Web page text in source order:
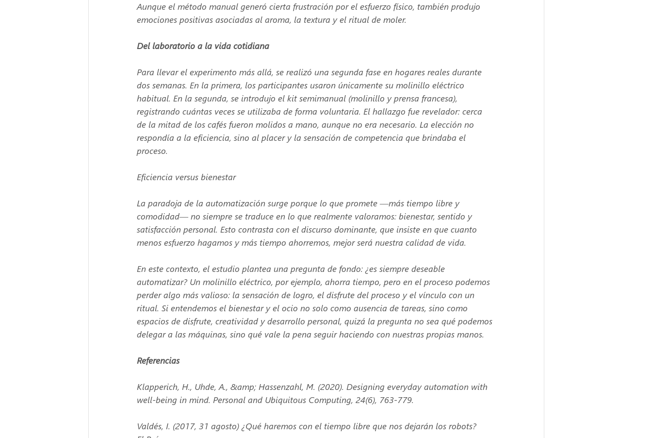
Aunque el método manual generó cierta frustración por el esfuerzo físico, también produjo
emociones positivas asociadas al aroma, la textura y el ritual de moler.
Del laboratorio a la vida cotidiana
Para llevar el experimento más allá, se realizó una segunda fase en hogares reales durante
dos semanas. En la primera, los participantes usaron únicamente su molinillo eléctrico
habitual. En la segunda, se introdujo el kit semimanual (molinillo y prensa francesa),
registrando cuántas veces se utilizaba de forma voluntaria. El hallazgo fue revelador: cerca
de la mitad de los cafés fueron molidos a mano, aunque no era necesario. La elección no
respondía a la eficiencia, sino al placer y la sensación de competencia que brindaba el
proceso.
Eficiencia versus bienestar
La paradoja de la automatización surge porque lo que promete —más tiempo libre y
comodidad— no siempre se traduce en lo que realmente valoramos: bienestar, sentido y
satisfacción personal. Esto contrasta con el discurso dominante, que insiste en que cuanto
menos esfuerzo hagamos y más tiempo ahorremos, mejor será nuestra calidad de vida.
En este contexto, el estudio plantea una pregunta de fondo: ¿es siempre deseable
automatizar? Un molinillo eléctrico, por ejemplo, ahorra tiempo, pero en el proceso podemos
perder algo más valioso: la sensación de logro, el disfrute del proceso y el vínculo con un
ritual. Si entendemos el bienestar y el ocio no solo como ausencia de tareas, sino como
espacios de disfrute, creatividad y desarrollo personal, quizá la pregunta no sea qué podemos
delegar a las máquinas, sino qué vale la pena seguir haciendo con nuestras propias manos.
Referencias
Klapperich, H., Uhde, A., &amp; Hassenzahl, M. (2020). Designing everyday automation with
well-being in mind. Personal and Ubiquitous Computing, 24(6), 763-779.
Valdés, I. (2017, 31 agosto) ¿Qué haremos con el tiempo libre que nos dejarán los robots?